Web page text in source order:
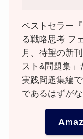
ベストセラー
る戦略思考 フ
月、待望の新
スト&問題集」
実践問題集編
であるはずが